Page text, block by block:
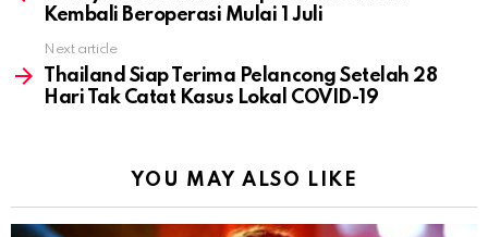
Kembali Beroperasi Mulai 1 Juli
Next article
Thailand Siap Terima Pelancong Setelah 28
Hari Tak Catat Kasus Lokal COVID-19
YOU MAY ALSO LIKE